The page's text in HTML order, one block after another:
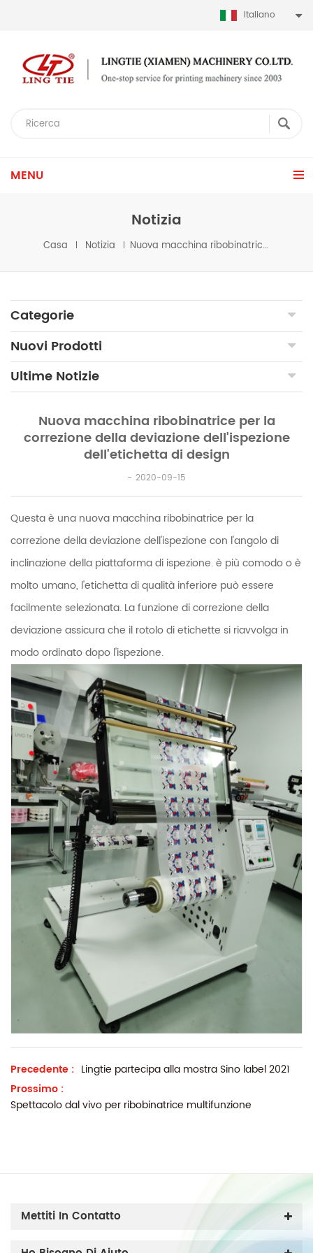
Italiano
MENU
Notizia
Casa Notizia Nuova macchina ribobinatrice per la correzione della deviazione dell'ispezione dell'etichetta di design
Categorie
Nuovi Prodotti
Ultime Notizie
Nuova macchina ribobinatrice per la
correzione della deviazione dell'ispezione
dell'etichetta di design
2020-09-15
Questa è una nuova macchina ribobinatrice per la
correzione della deviazione dell'ispezione con l'angolo di
inclinazione della piattaforma di ispezione. è più comodo o è
molto umano, l'etichetta di qualità inferiore può essere
facilmente selezionata. La funzione di correzione della
deviazione assicura che il rotolo di etichette si riavvolga in
modo ordinato dopo l'ispezione.
Precedente : Lingtie partecipa alla mostra Sino label 2021
Prossimo :
Spettacolo dal vivo per ribobinatrice multifunzione
Mettiti In Contatto